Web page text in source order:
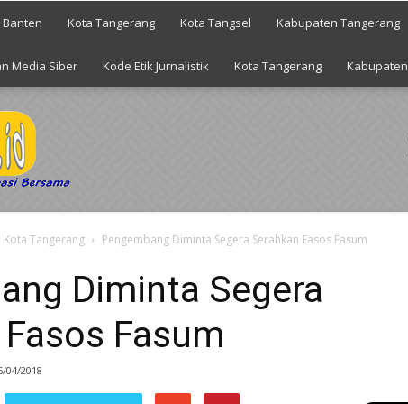
Banten Kota Tangerang Kota Tangsel Kabupaten Tangerang
Media Siber Kode Etik Jurnalistik Kota Tangerang
Kota Tangerang Pengembang Diminta Segera Serahkan Fasos Fasum
Diminta Segera
Fasum
04/2018